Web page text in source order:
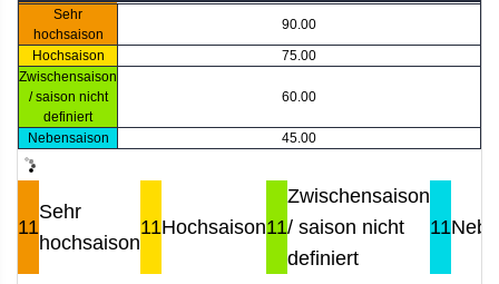
Sehr
hochsaison
90.00
Hochsaison
75.00
Zwischensaison
/ saison nicht
definiert
60.00
Nebensaison 45.00
11
Sehr
hochsaison
11Hochsaison11
Zwischensaison
/ saison nicht
definiert
11